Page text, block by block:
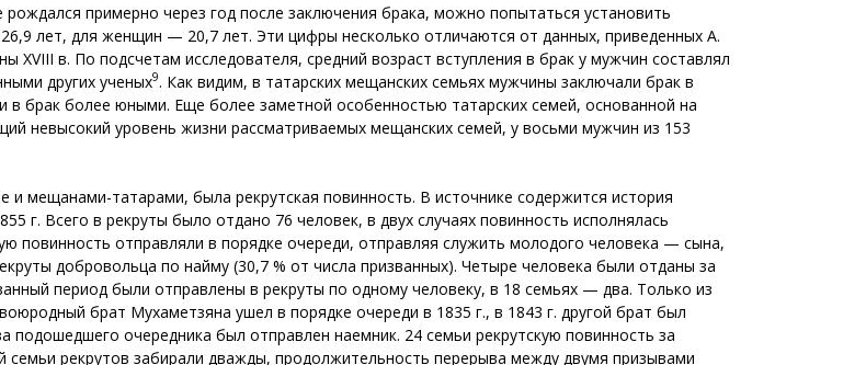
примерно через год после заключения брака, можно попытаться установить
лет, для женщин — 20,7 лет. Эти цифры несколько отличаются от данных, приведенных А.
XVIII в. По подсчетам исследователя, средний возраст вступления в брак у мужчин составлял
других ученых9. Как видим, в татарских мещанских семьях мужчины заключали брак в
в брак более юными. Еще более заметной особенностью татарских семей, основанной на
невысокий уровень жизни рассматриваемых мещанских семей, у восьми мужчин из 153
мещанами-татарами, была рекрутская повинность. В источнике содержится история
г. Всего в рекруты было отдано 76 человек, в двух случаях повинность исполнялась
повинность отправляли в порядке очереди, отправляя служить молодого человека — сына,
добровольца по найму (30,7 % от числа призванных). Четыре человека были отданы за
период были отправлены в рекруты по одному человеку, в 18 семьях — два. Только из
брат Мухаметзяна ушел в порядке очереди в 1835 г., в 1843 г. другой брат был
подошедшего очередника был отправлен наемник. 24 семьи рекрутскую повинность за
семьи рекрутов забирали дважды, продолжительность перерыва между двумя призывами